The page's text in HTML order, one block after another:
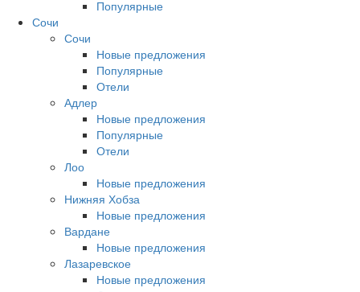
Популярные
Сочи
Сочи
Новые предложения
Популярные
Отели
Адлер
Новые предложения
Популярные
Отели
Лоо
Новые предложения
Нижняя Хобза
Новые предложения
Вардане
Новые предложения
Лазаревское
Новые предложения